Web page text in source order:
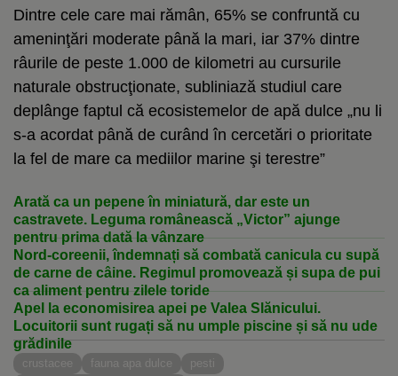
Dintre cele care mai rămân, 65% se confruntă cu
ameninţări moderate până la mari, iar 37% dintre
râurile de peste 1.000 de kilometri au cursurile
naturale obstrucţionate, subliniază studiul care
deplânge faptul că ecosistemelor de apă dulce „nu li
s-a acordat până de curând în cercetări o prioritate
la fel de mare ca mediilor marine şi terestre”
Arată ca un pepene în miniatură, dar este un
castravete. Leguma românească „Victor” ajunge
pentru prima dată la vânzare
Nord-coreenii, îndemnați să combată canicula cu supă
de carne de câine. Regimul promovează și supa de pui
ca aliment pentru zilele toride
Apel la economisirea apei pe Valea Slănicului.
Locuitorii sunt rugați să nu umple piscine și să nu ude
grădinile
crustacee fauna apa dulce
pesti